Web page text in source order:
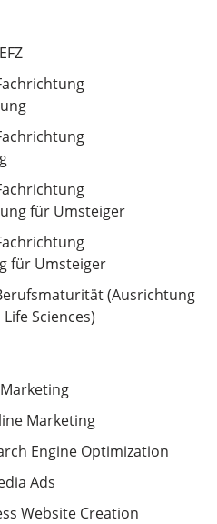
für Umsteiger
für Umsteiger
(Ausrichtung
Sciences)
Marketing
Engine Optimization
Ads
Website Creation